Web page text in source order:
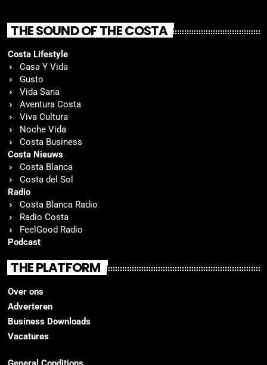
THE SOUND OF THE COSTA
Costa Lifestyle
Casa Y Vida
Gusto
Vida Sana
Aventura Costa
Viva Cultura
Noche Vida
Costa Business
Costa Nieuws
Costa Blanca
Costa del Sol
Radio
Costa Blanca Radio
Radio Costa
FeelGood Radio
Podcast
THE PLATFORM
Over ons
Adverteren
Business Downloads
Vacatures